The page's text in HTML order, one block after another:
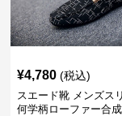
¥4,780 (税込)
スエード靴 メンズス
何学柄ローファー合